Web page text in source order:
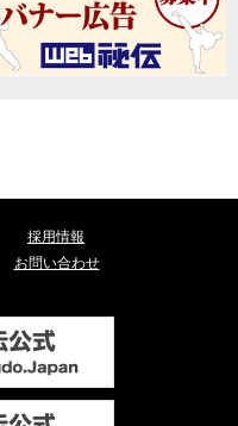
採用情報
お問い合わせ